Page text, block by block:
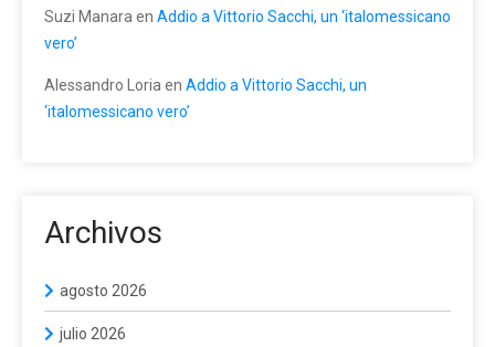
Suzi Manara en Addio a Vittorio Sacchi, un ‘italomessicano
vero’
Alessandro Loria en Addio a Vittorio Sacchi, un
‘italomessicano vero’
Archivos
agosto 2026
julio 2026